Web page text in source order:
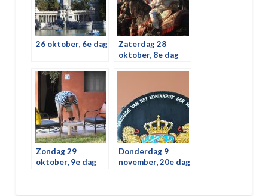
26 oktober, 6e dag
Zaterdag 28
oktober, 8e dag
Zondag 29
oktober, 9e dag
Donderdag 9
november, 20e dag